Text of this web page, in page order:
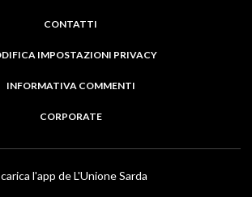
CONTATTI
IMPOSTAZIONI PRIVACY
INFORMATIVA COMMENTI
CORPORATE
l'app de L'Unione Sarda